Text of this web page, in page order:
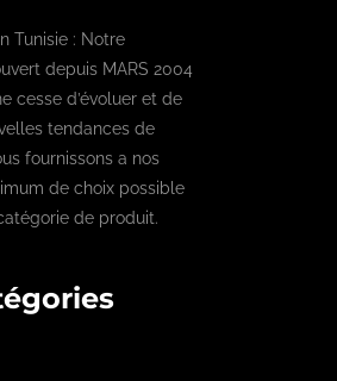
Tunisie : Notre
depuis MARS 2004
cesse d’évoluer et de
tendances de
fournissons a nos
de choix possible
de produit.